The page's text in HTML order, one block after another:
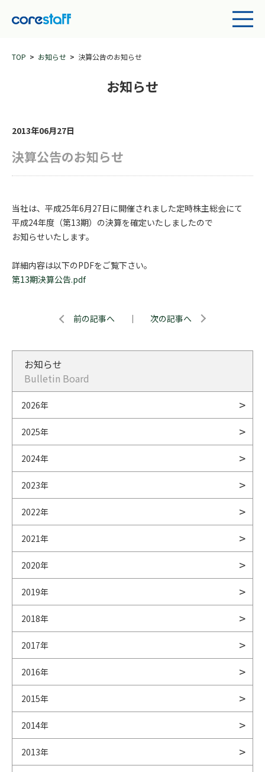
TOP お知らせ 決算公告のお知らせ
お知らせ
2013年06月27日
決算公告のお知らせ
当社は、平成25年6月27日に開催されました定時株主総会にて
平成24年度（第13期）の決算を確定いたしましたので
お知らせいたします。
詳細内容は以下のPDFをご覧下さい。
第13期決算公告.pdf
前の記事へ ｜ 次の記事へ
お知らせ
Bulletin Board
2026年
2025年
2024年
2023年
2022年
2021年
2020年
2019年
2018年
2017年
2016年
2015年
2014年
2013年